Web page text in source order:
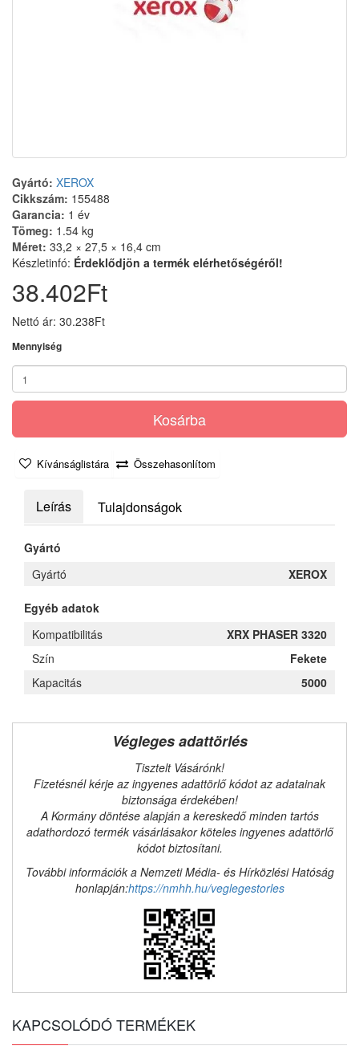
Gyártó: XEROX
Cikkszám: 155488
Garancia: 1 év
Tömeg: 1.54 kg
Méret: 33,2 × 27,5 × 16,4 cm
Készletinfó: Érdeklődjön a termék elérhetőségéről!
38.402Ft
Nettó ár: 30.238Ft
Mennyiség
Kosárba
Kívánságlistára Összehasonlítom
Leírás Tulajdonságok
Gyártó
Gyártó
XEROX
Egyéb adatok
Kompatibilitás
XRX PHASER 3320
Szín
Fekete
Kapacitás
5000
Végleges adattörlés
Tisztelt Vásárónk!
Fizetésnél kérje az ingyenes adattörlő kódot az adatainak
biztonsága érdekében!
A Kormány döntése alapján a kereskedő minden tartós
adathordozó termék vásárlásakor köteles ingyenes adattörlő
kódot biztosítani.
További információk a Nemzeti Média- és Hírközlési Hatóság
honlapján:https://nmhh.hu/veglegestorles
KAPCSOLÓDÓ TERMÉKEK